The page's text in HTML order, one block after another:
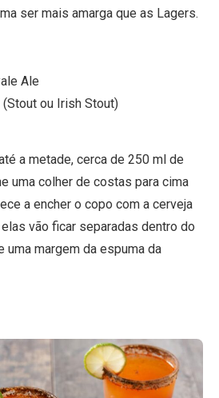
ser mais amarga que as Lagers.
Ale
ou Irish Stout)
a metade, cerca de 250 ml de
uma colher de costas para cima
a encher o copo com a cerveja
vão ficar separadas dentro do
uma margem da espuma da